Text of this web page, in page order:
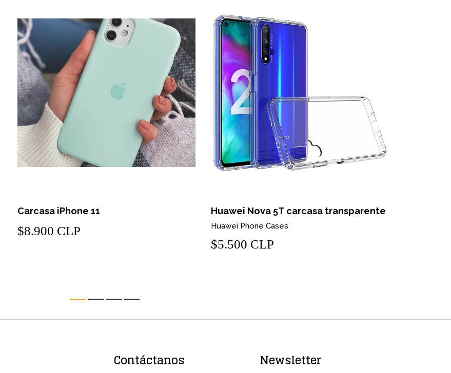
Carcasa iPhone 11
$8.900 CLP
Huawei Nova 5T carcasa transparente
Huawei Phone Cases
$5.500 CLP
Contáctanos Newsletter